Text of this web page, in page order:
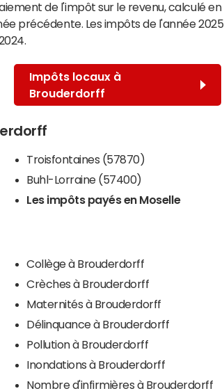
de l'impôt sur le revenu, calculé en
précédente. Les impôts de l'année 2025
Impôts locaux à
Brouderdorff
Troisfontaines (57870)
Buhl-Lorraine (57400)
Les impôts payés en Moselle
Collège à Brouderdorff
Crèches à Brouderdorff
Maternités à Brouderdorff
Délinquance à Brouderdorff
Pollution à Brouderdorff
Inondations à Brouderdorff
Nombre d'infirmières à Brouderdorff